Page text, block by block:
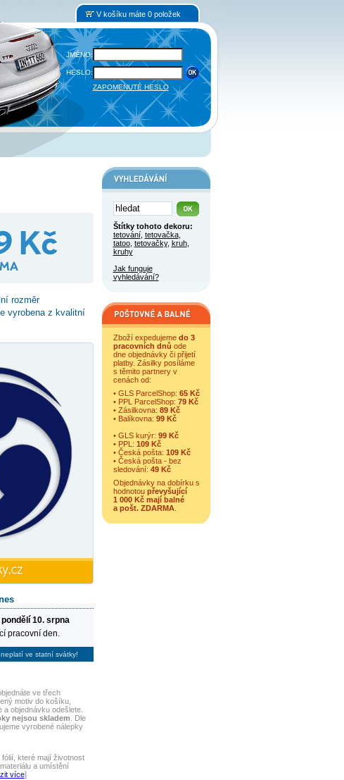
V košíku máte 0 položek
JMÉNO:
HESLO:
ZAPOMENUTÉ HESLO
rozměr
vyrobena z kvalitní
10. srpna
pracovní den.
ve statní svátky!
ve třech
motiv do košíku,
objednávku odešlete.
nejsou skladem . Dle
vyrobené nálepky
které mají životnost
a umístění
více]
Štítky tohoto dekoru:
tetování, tetovačka,
tatoo, tetovačky, kruh,
kruhy
Jak funguje
vyhledávání?
Zboží expedujeme do 3
pracovních dnů ode
dne objednávky či přijetí
platby. Zásilky posíláme
s těmito partnery v
cenách od:
• GLS ParcelShop: 65 Kč
• PPL ParcelShop: 79 Kč
• Zásilkovna: 89 Kč
• Balíkovna: 99 Kč
• GLS kurýr: 99 Kč
• PPL: 109 Kč
• Česká pošta: 109 Kč
• Česká pošta - bez
sledování: 49 Kč
Objednávky na dobírku s
hodnotou převyšující
1 000 Kč mají balné
a pošt. ZDARMA.